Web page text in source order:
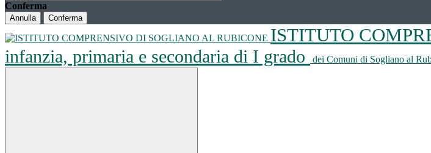
Conferma
Annulla Conferma
ISTITUTO
infanzia, primaria e secondaria di I grado
dei Comuni di Sogliano al